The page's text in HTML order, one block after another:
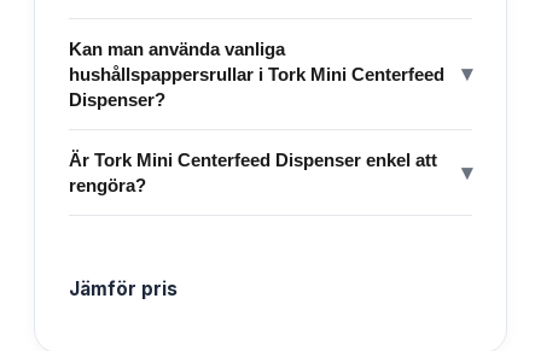
Kan man använda vanliga
hushållspappersrullar i Tork Mini Centerfeed
Dispenser?
▾
Är Tork Mini Centerfeed Dispenser enkel att
rengöra?
▾
Jämför pris